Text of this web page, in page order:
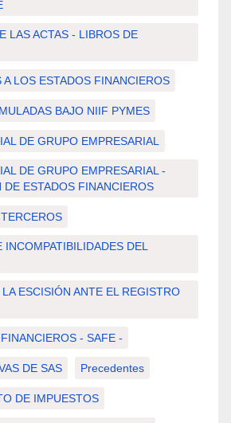
LAS ACTAS - LIBROS DE
A LOS ESTADOS FINANCIEROS
BAJO NIIF PYMES
DE GRUPO EMPRESARIAL
DE GRUPO EMPRESARIAL -
ESTADOS FINANCIEROS
INCOMPATIBILIDADES DEL
ESCISIÓN ANTE EL REGISTRO
- SAFE -
DE SAS Precedentes
DE IMPUESTOS